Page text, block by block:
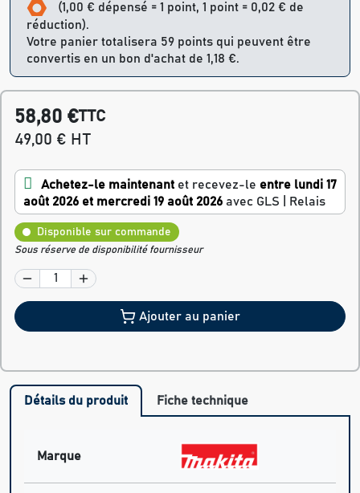
(1,00 € dépensé = 1 point, 1 point = 0,02 € de
réduction).
Votre panier totalisera 59 points qui peuvent être
convertis en un bon d'achat de 1,18 €.
58,80 €TTC
49,00 € HT
Achetez-le maintenant et recevez-le entre lundi 17
août 2026 et mercredi 19 août 2026 avec GLS | Relais
Disponible sur commande
Sous réserve de disponibilité fournisseur
Ajouter au panier
Détails du produit Fiche technique
Marque